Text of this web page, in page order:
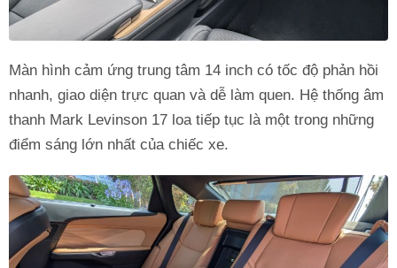
Màn hình cảm ứng trung tâm 14 inch có tốc độ phản hồi
nhanh, giao diện trực quan và dễ làm quen. Hệ thống âm
thanh Mark Levinson 17 loa tiếp tục là một trong những
điểm sáng lớn nhất của chiếc xe.